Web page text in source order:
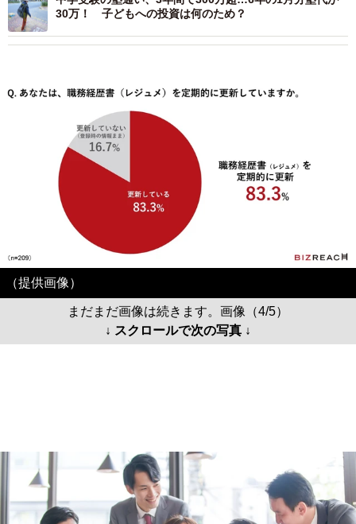
30万！ 子どもへの投資は何のため？
（提供画像）
まだまだ画像は続きます。画像（4/5）
↓ スクロールで次の写真 ↓